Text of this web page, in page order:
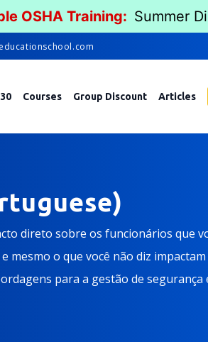
OSHA Training: Summer
Courses Group Discount Articles
direto sobre os funcionários que
mesmo o que você não diz
para a gestão de segurança